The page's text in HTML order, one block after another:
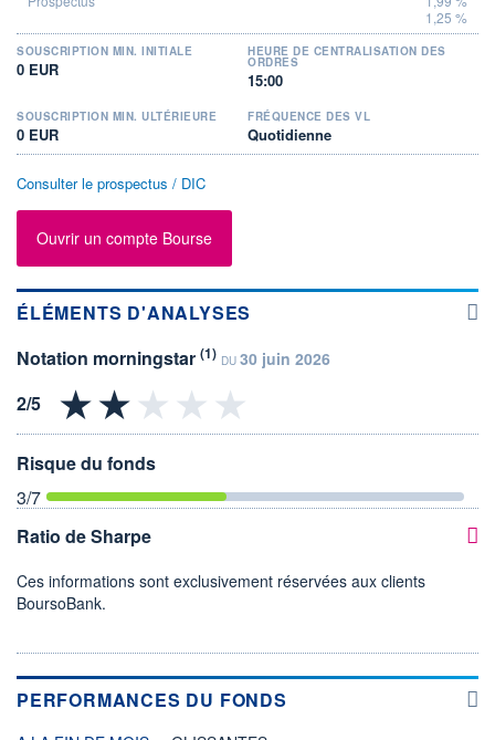
1,25 %
SOUSCRIPTION MIN. INITIALE
0 EUR
HEURE DE CENTRALISATION DES
ORDRES
15:00
SOUSCRIPTION MIN. ULTÉRIEURE
0 EUR
FRÉQUENCE DES VL
Quotidienne
Consulter le prospectus / DIC
Ouvrir un compte Bourse
ÉLÉMENTS D'ANALYSES
Notation morningstar (1) DU 30 juin 2026
Risque du fonds
3/7
Ratio de Sharpe
Ces informations sont exclusivement réservées aux clients
BoursoBank.
PERFORMANCES DU FONDS